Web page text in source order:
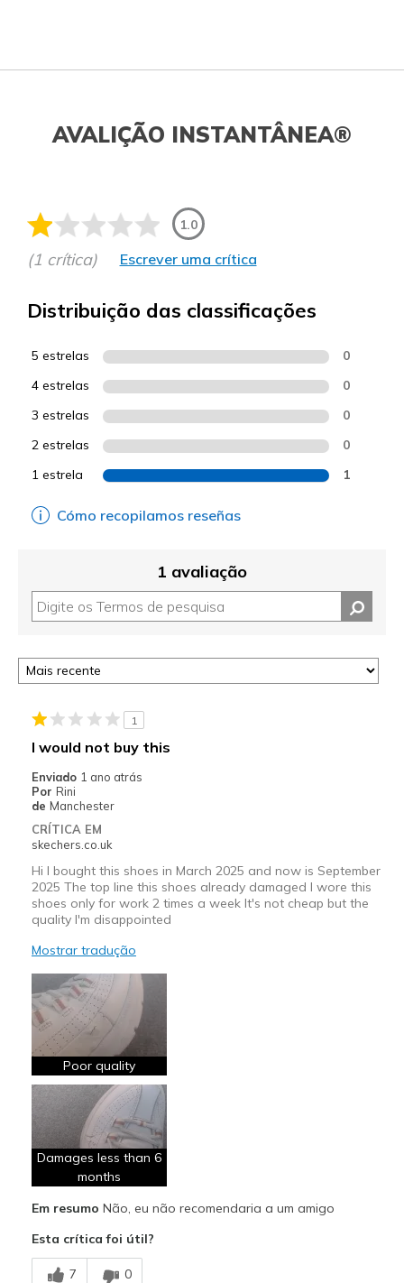
AVALIÇÃO INSTANTÂNEA®
1.0
(1 crítica) Escrever uma crítica
Distribuição das classificações
5 estrelas 0
4 estrelas 0
3 estrelas 0
2 estrelas 0
1 estrela 1
Cómo recopilamos reseñas
1 avaliação
1
I would not buy this
Enviado 1 ano atrás
Por Rini
de Manchester
CRÍTICA EM
skechers.co.uk
Hi I bought this shoes in March 2025 and now is September
2025 The top line this shoes already damaged I wore this
shoes only for work 2 times a week It's not cheap but the
quality I'm disappointed
Mostrar tradução
Poor quality
Damages less than 6
months
Em resumo Não, eu não recomendaria a um amigo
Esta crítica foi útil?
7 0